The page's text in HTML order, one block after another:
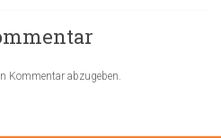
Kommentar abzugeben.